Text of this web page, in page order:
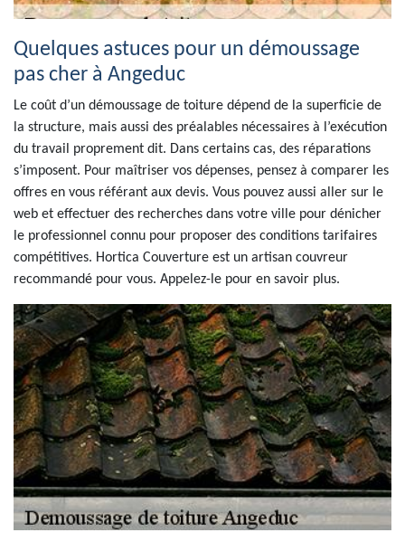
Quelques astuces pour un démoussage
pas cher à Angeduc
Le coût d’un démoussage de toiture dépend de la superficie de
la structure, mais aussi des préalables nécessaires à l’exécution
du travail proprement dit. Dans certains cas, des réparations
s’imposent. Pour maîtriser vos dépenses, pensez à comparer les
offres en vous référant aux devis. Vous pouvez aussi aller sur le
web et effectuer des recherches dans votre ville pour dénicher
le professionnel connu pour proposer des conditions tarifaires
compétitives. Hortica Couverture est un artisan couvreur
recommandé pour vous. Appelez-le pour en savoir plus.